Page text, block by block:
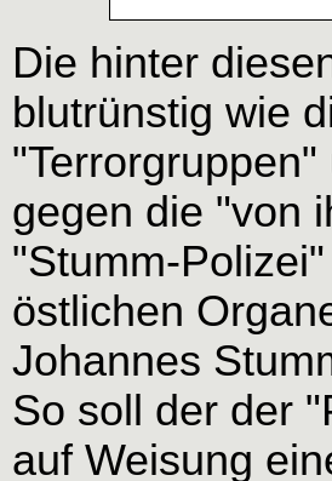
Die hinter
blutrünstig wie
gegen die "von
"Stumm-
östlichen
Johannes
So soll der der
auf Weisung